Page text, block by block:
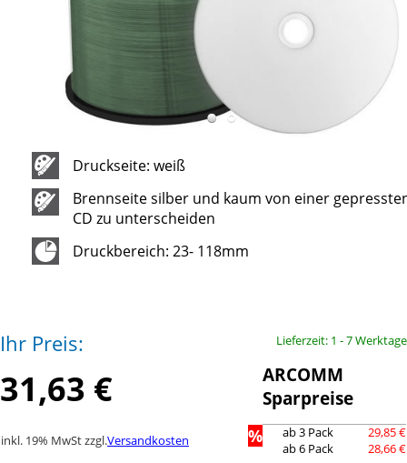
Druckseite: weiß
Brennseite silber und kaum von einer
CD zu unterscheiden
Druckbereich: 23- 118mm
Ihr Preis:
31,63 €
inkl. 19% MwSt zzgl.Versandkosten
Lieferzeit: 1 - 7 Werktage
ARCOMM
Sparpreise
% ab 3 Pack
29,85 €
ab 6 Pack
28,66 €